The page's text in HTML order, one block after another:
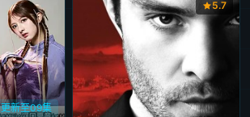
更新至09集
5.7